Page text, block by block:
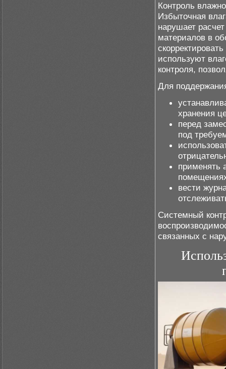
Контроль
Избыточная
нарушает
материалов в
используют
контроля,
Для
хранения
перед
под
применять
вести
Системный
связанных с